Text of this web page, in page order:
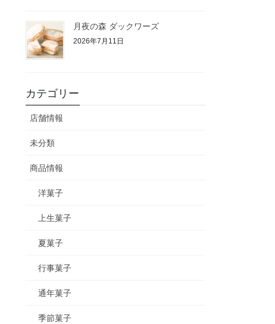
月夜の森 ダックワーズ
2026年7月11日
カテゴリー
店舗情報
未分類
商品情報
洋菓子
上生菓子
夏菓子
行事菓子
通年菓子
季節菓子